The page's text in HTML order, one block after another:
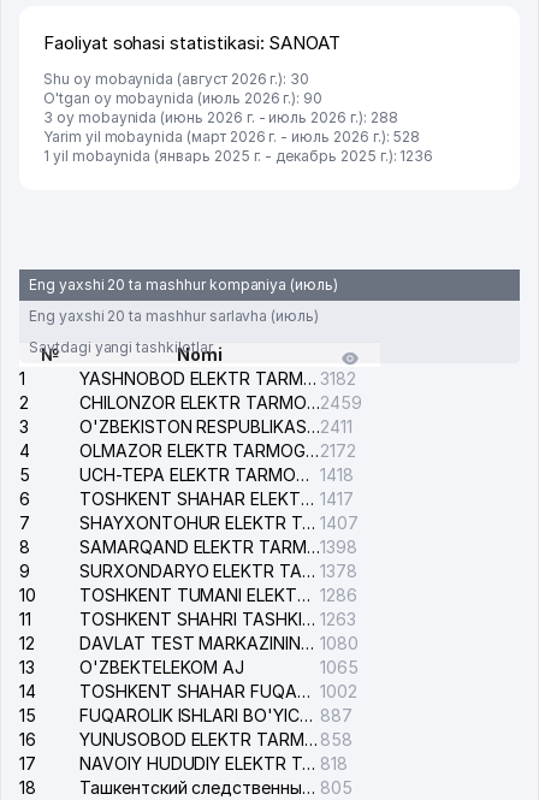
Faoliyat sohasi statistikasi: SANOAT
Shu oy mobaynida (август 2026 г.): 30
O'tgan oy mobaynida (июль 2026 г.): 90
3 oy mobaynida (июнь 2026 г. - июль 2026 г.): 288
Yarim yil mobaynida (март 2026 г. - июль 2026 г.): 528
1 yil mobaynida (январь 2025 г. - декабрь 2025 г.): 1236
Eng yaxshi 20 ta mashhur kompaniya (июль)
Eng yaxshi 20 ta mashhur sarlavha (июль)
Saytdagi yangi tashkilotlar
№
Nomi
1
YASHNOBOD ELEKTR TARMOG'I NOSOZLIKLARI XIZMATI 3182
2
CHILONZOR ELEKTR TARMOG'I NOSOZLIK XIZMATI2459
3
O'ZBEKISTON RESPUBLIKASI BOSH PROKURATURASI ISHONCH TELEFONI2411
4
OLMAZOR ELEKTR TARMOG'I NOSOZLIKLARI XIZMATI2172
5
UCH-TEPA ELEKTR TARMOG'I NOSOZLIKLARI XIZMATI 1418
6
TOSHKENT SHAHAR ELEKTR TARMOQLARI KORXONASI AJ 1417
7
SHAYXONTOHUR ELEKTR TARMOG'I NOSOZLIKLARINI TUZATISH XIZMATI 1407
8
SAMARQAND ELEKTR TARMOQLARI AJ1398
9
SURXONDARYO ELEKTR TARMOQLARI AJ 1378
10
TOSHKENT TUMANI ELEKTR TARMOG'I AVARIYA XIZMATI 1286
11
TOSHKENT SHAHRI TASHKILOT TELEFONLARI HAQIDA MA'LUMOT BYUROSI 1263
12
DAVLAT TEST MARKAZINING ISHONCH TELEFONLARI 1080
13
O'ZBEKTELEKOM AJ
1065
14
TOSHKENT SHAHAR FUQAROLIK ISHLARI BO'YICHA SUDI 1002
15
FUQAROLIK ISHLARI BO'YICHA YAKKASAROY TUMANLARARO SUDI 887
16
YUNUSOBOD ELEKTR TARMOG'I NOSOZLIKLARI XIZMATI 858
17
NAVOIY HUDUDIY ELEKTR TARMOQLARI KORXONASI AJ 818
18
Ташкентский следственный изолятор 805